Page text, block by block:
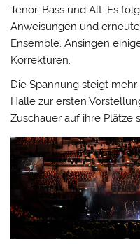
Tenor, Bass und Alt. Es
Anweisungen und
Ensemble. Ansingen
Korrekturen.
Die Spannung steigt
Halle zur ersten
Zuschauer auf ihre Plätze